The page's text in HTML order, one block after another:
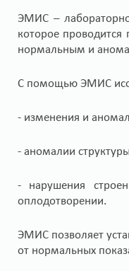
ЭМИС –
которое проводится
нормальным и
С помощью ЭМИС
- изменения и
- аномалии
- нарушения
оплодотворении.
ЭМИС позволяет
от нормальных